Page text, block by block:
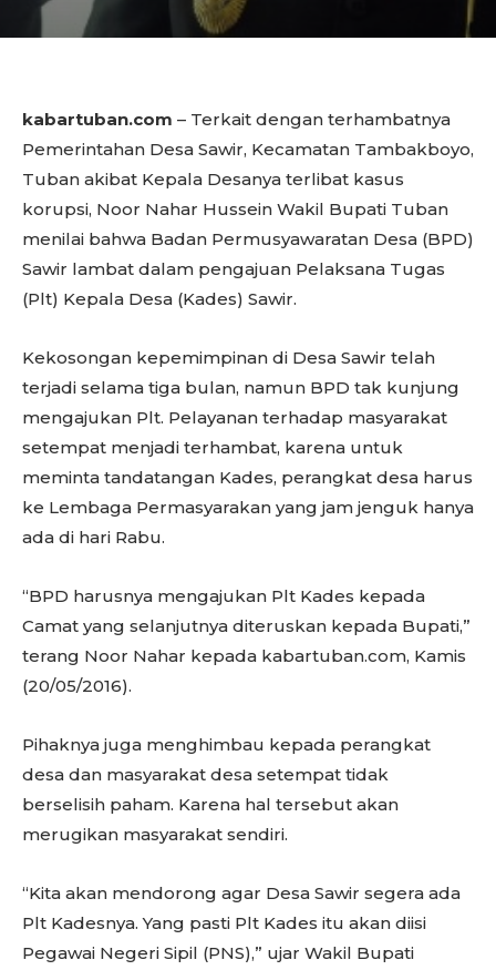
kabartuban.com – Terkait dengan terhambatnya
Pemerintahan Desa Sawir, Kecamatan Tambakboyo,
Tuban akibat Kepala Desanya terlibat kasus
korupsi, Noor Nahar Hussein Wakil Bupati Tuban
menilai bahwa Badan Permusyawaratan Desa (BPD)
Sawir lambat dalam pengajuan Pelaksana Tugas
(Plt) Kepala Desa (Kades) Sawir.
Kekosongan kepemimpinan di Desa Sawir telah
terjadi selama tiga bulan, namun BPD tak kunjung
mengajukan Plt. Pelayanan terhadap masyarakat
setempat menjadi terhambat, karena untuk
meminta tandatangan Kades, perangkat desa harus
ke Lembaga Permasyarakan yang jam jenguk hanya
ada di hari Rabu.
“BPD harusnya mengajukan Plt Kades kepada
Camat yang selanjutnya diteruskan kepada Bupati,”
terang Noor Nahar kepada kabartuban.com, Kamis
(20/05/2016).
Pihaknya juga menghimbau kepada perangkat
desa dan masyarakat desa setempat tidak
berselisih paham. Karena hal tersebut akan
merugikan masyarakat sendiri.
“Kita akan mendorong agar Desa Sawir segera ada
Plt Kadesnya. Yang pasti Plt Kades itu akan diisi
Pegawai Negeri Sipil (PNS),” ujar Wakil Bupati